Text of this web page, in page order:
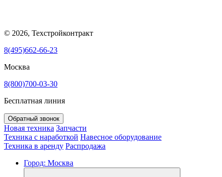
© 2026, Техстройконтракт
8(495)662-66-23
Москва
8(800)700-03-30
Бесплатная линия
Обратный звонок
Новая техника Запчасти
Техника с наработкой Навесное оборудование
Техника в аренду Распродажа
Город: Москва